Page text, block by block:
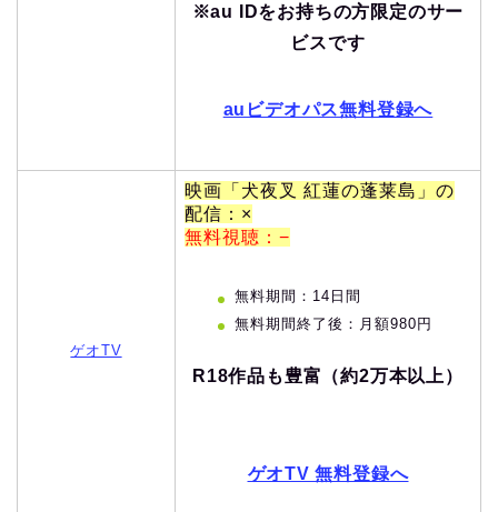
※au IDをお持ちの方限定のサー
ビスです
auビデオパス無料登録へ
ゲオTV
映画「犬夜叉 紅蓮の蓬莱島」の
配信：×
無料視聴：−
無料期間：14日間
無料期間終了後：月額980円
R18作品も豊富（約2万本以上）
ゲオTV 無料登録へ